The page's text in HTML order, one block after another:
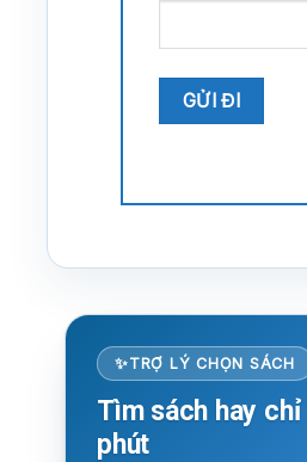
TRỢ LÝ CHỌN SÁCH
Tìm sách hay
phút